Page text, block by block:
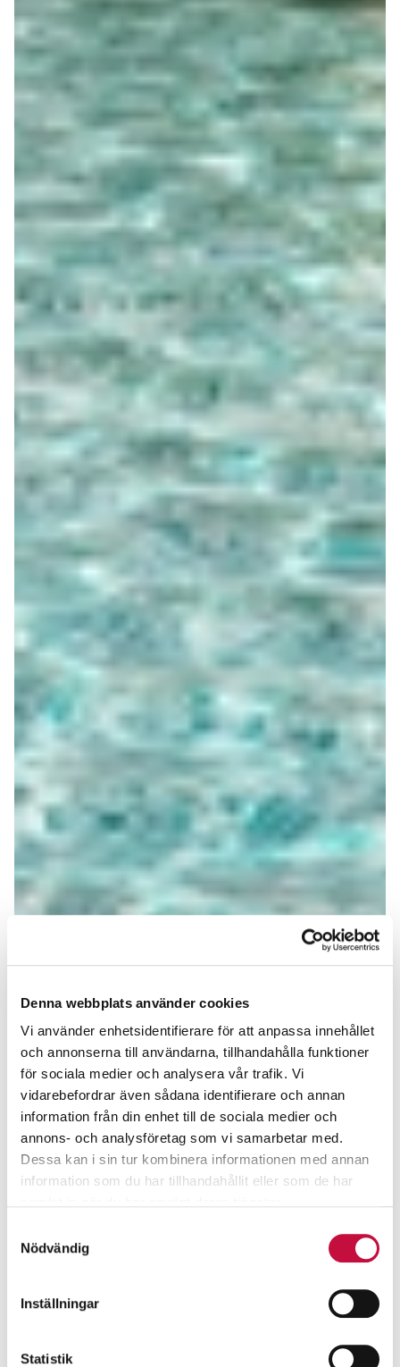
Denna webbplats använder cookies
Vi använder enhetsidentifierare för att anpassa innehållet
och annonserna till användarna, tillhandahålla funktioner
för sociala medier och analysera vår trafik. Vi
vidarebefordrar även sådana identifierare och annan
information från din enhet till de sociala medier och
annons- och analysföretag som vi samarbetar med.
Dessa kan i sin tur kombinera informationen med annan
information som du har tillhandahållit eller som de har
Nödvändig
Inställningar
Statistik